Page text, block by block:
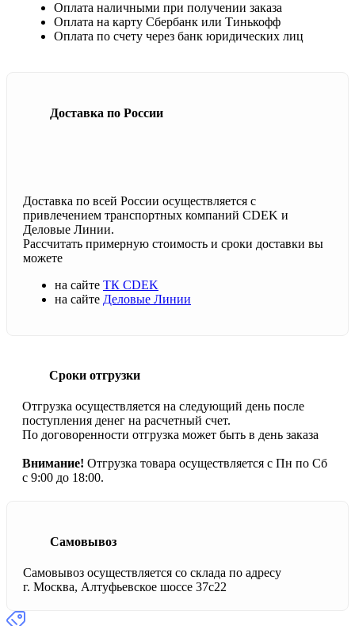
Оплата наличными при получении заказа
Оплата на карту Сбербанк или Тинькофф
Оплата по счету через банк юридических лиц
Доставка по России
Доставка по всей России осуществляется с
привлечением транспортных компаний CDEK и
Деловые Линии.
Рассчитать примерную стоимость и сроки доставки вы
можете
на сайте ТК CDEK
на сайте Деловые Линии
Сроки отгрузки
Отгрузка осуществляется на следующий день после
поступления денег на расчетный счет.
По договоренности отгрузка может быть в день заказа
Внимание! Отгрузка товара осуществляется с Пн по Сб
с 9:00 до 18:00.
Самовывоз
Самовывоз осуществляется со склада по адресу
г. Москва, Алтуфьевское шоссе 37с22